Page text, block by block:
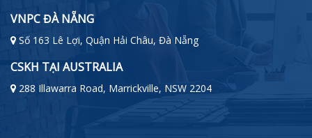
VNPC ĐÀ NẴNG
Số 163 Lê Lợi, Quận Hải Châu, Đà Nẵng
CSKH TẠI AUSTRALIA
288 Illawarra Road, Marrickville, NSW 2204